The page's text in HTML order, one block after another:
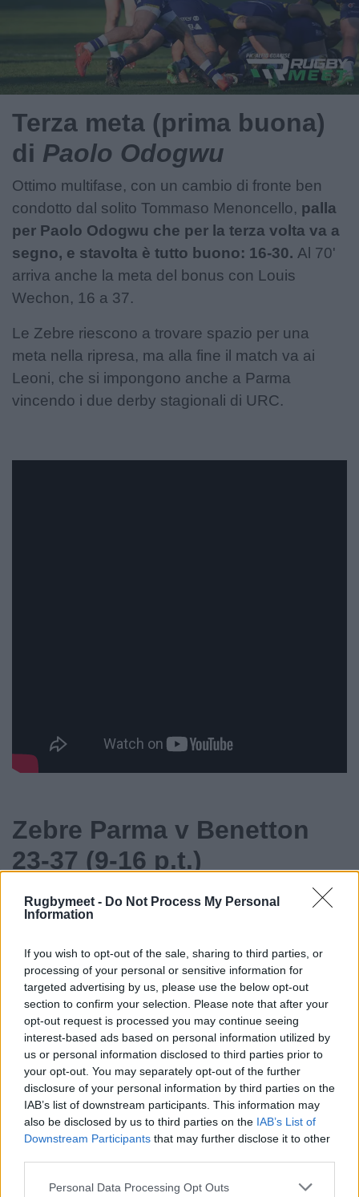
Rugbymeet - Do Not Process My Personal
Information
If you wish to opt-out of the sale, sharing to third parties, or
processing of your personal or sensitive information for
targeted advertising by us, please use the below opt-out
section to confirm your selection. Please note that after your
opt-out request is processed you may continue seeing
interest-based ads based on personal information utilized by
us or personal information disclosed to third parties prior to
your opt-out. You may separately opt-out of the further
disclosure of your personal information by third parties on the
IAB’s list of downstream participants. This information may
also be disclosed by us to third parties on the IAB’s List of
Downstream Participants that may further disclose it to other
Personal Data Processing Opt Outs
Terza meta (prima buona)
di Paolo Odogwu
Ottimo multifase, con un cambio di fronte ben
condotto dal solito Tommaso Menoncello, palla
per Paolo Odogwu che per la terza volta va a
segno, e stavolta è tutto buono: 16-30. Al 70'
arriva anche la meta del bonus con Louis
Wechon, 16 a 37.
Le Zebre riescono a trovare spazio per una
meta nella ripresa, ma alla fine il match va ai
Leoni, che si impongono anche a Parma
vincendo i due derby stagionali di URC.
Zebre Parma v Benetton
23-37 (9-16 p.t.)
Tabellino:
2' meta Mendy tr. Umaga (0-7), 7' cp.
Umaga (0-10), 9' cp. Da Re (3-10), 13' cp. Da Re
13), 40' cp. Umaga (9-16), 43' meta Gesi tr. Da
Re (16-16), 54' meta tecnica (16-23), 63' meta
Odogwu tr. Umaga (16-30), 69' meta Werchon tr.
Umaga (16-37), 80' meta Faissal tr. Da Re (23-
37)
Cartellini: 6' giallo a Giacomo Ferrari (Zebre),
27' giallo a Michele Lamaro (Benetton), 54' giallo
a Damiano Mazza (Zebre)